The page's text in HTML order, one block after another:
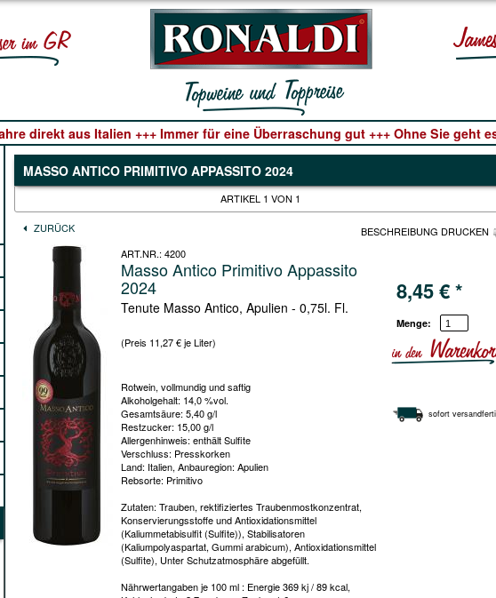
direkt aus Italien +++ Immer für eine Überraschung gut +++ Ohne Sie geht
MASSO ANTICO PRIMITIVO APPASSITO 2024
ARTIKEL 1 VON 1
ZURÜCK
BESCHREIBUNG DRUCKEN
ART.NR.: 4200
Masso Antico Primitivo Appassito
2024
Tenute Masso Antico, Apulien - 0,75l. Fl.
(Preis 11,27 € je Liter)
Rotwein, vollmundig und saftig
Alkoholgehalt: 14,0 %vol.
Gesamtsäure: 5,40 g/l
Restzucker: 15,00 g/l
Allergenhinweis: enthält Sulfite
Verschluss: Presskorken
Land: Italien, Anbauregion: Apulien
Rebsorte: Primitivo
Zutaten: Trauben, rektifiziertes Traubenmostkonzentrat,
Konservierungsstoffe und Antioxidationsmittel
(Kaliummetabisulfit (Sulfite)), Stabilisatoren
(Kaliumpolyaspartat, Gummi arabicum), Antioxidationsmittel
(Sulfite), Unter Schutzatmosphäre abgefüllt.
Nährwertangaben je 100 ml : Energie 369 kj / 89 kcal,
8,45€*
Menge:
sofort